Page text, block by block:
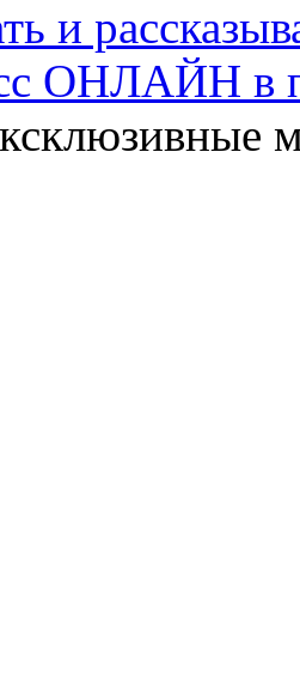
и
ОНЛАЙН в